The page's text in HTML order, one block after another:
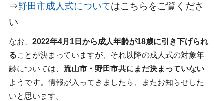
⇒野田市成人式についてはこちらをご覧くださ
い
なお、 2022年4月1日から成人年齢が18歳に引き下げられ
ることが決まっていますが、それ以降の成人式の対象年
齢については、 流山市・野田市共にまだ決まっていない
ようです。情報が入ってきましたら、またお知らせした
いと思います。